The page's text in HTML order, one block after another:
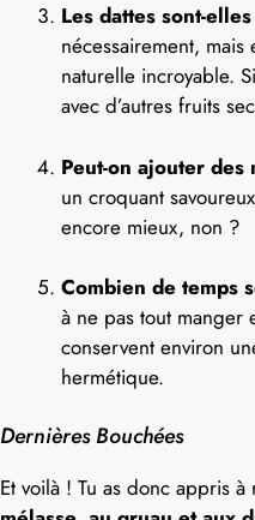
Les dattes sont-
nécessairement,
naturelle incroyable.
avec d’autres fruits
Peut-on ajouter des
un croquant
encore mieux, non ?
Combien de temps
à ne pas tout manger
conservent environ
hermétique.
Dernières Bouchées
Et voilà ! Tu as donc appris à